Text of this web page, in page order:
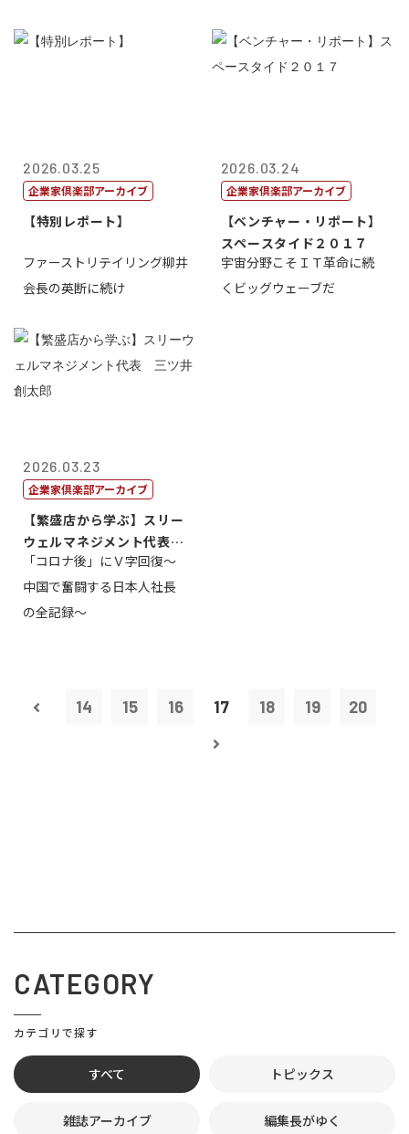
2026.03.25
企業家倶楽部アーカイブ
【特別レポート】
ファーストリテイリング柳井
会長の英断に続け
2026.03.24
企業家倶楽部アーカイブ
【ベンチャー・リポート】
スペースタイド２０１７
宇宙分野こそＩＴ革命に続
くビッグウェーブだ
2026.03.23
企業家倶楽部アーカイブ
【繁盛店から学ぶ】スリー
ウェルマネジメント代表
三ツ井創太郎
「コロナ後」にＶ字回復～
中国で奮闘する日本人社長
の全記録～
14 15 16 17 18 19 20
CATEGORY
カテゴリで探す
すべて トピックス
雑誌アーカイブ 編集長がゆく